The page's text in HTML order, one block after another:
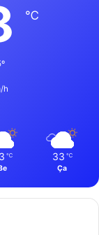
℃
h
℃ 33 ℃
Ça